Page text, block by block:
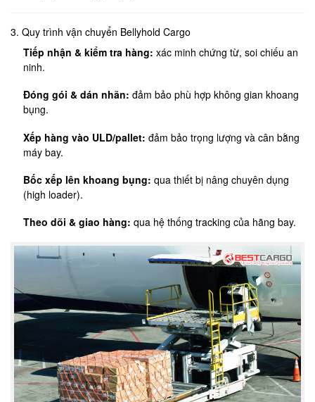
3. Quy trình vận chuyển Bellyhold Cargo
Tiếp nhận & kiểm tra hàng: xác minh chứng từ, soi chiếu an
ninh.
Đóng gói & dán nhãn: đảm bảo phù hợp không gian khoang
bụng.
Xếp hàng vào ULD/pallet: đảm bảo trọng lượng và cân bằng
máy bay.
Bốc xếp lên khoang bụng: qua thiết bị nâng chuyên dụng
(high loader).
Theo dõi & giao hàng: qua hệ thống tracking của hãng bay.